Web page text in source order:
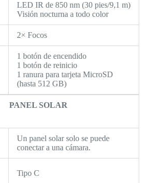
LED IR de 850 nm (30 pies/9,1 m)
Visión nocturna a todo color
2× Focos
1 botón de encendido
1 botón de reinicio
1 ranura para tarjeta MicroSD
(hasta 512 GB)
PANEL SOLAR
Un panel solar solo se puede
conectar a una cámara.
Tipo C